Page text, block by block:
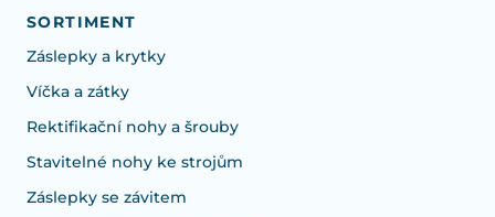
SORTIMENT
Záslepky a krytky
Víčka a zátky
Rektifikační nohy a šrouby
Stavitelné nohy ke strojům
Záslepky se závitem